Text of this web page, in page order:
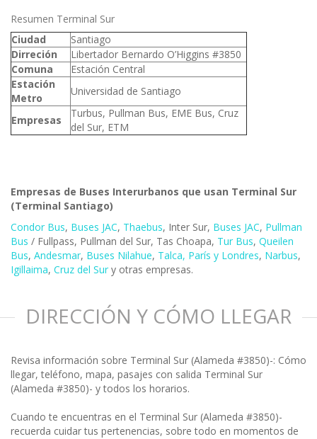
Resumen Terminal Sur
Ciudad
Santiago
Dirreción
Libertador Bernardo O’Higgins #3850
Comuna
Estación Central
Estación
Metro
Universidad de Santiago
Empresas
Turbus, Pullman Bus, EME Bus, Cruz
del Sur, ETM
Empresas de Buses Interurbanos que usan Terminal Sur
(Terminal Santiago)
Condor Bus, Buses JAC, Thaebus, Inter Sur, Buses JAC, Pullman
Bus / Fullpass, Pullman del Sur, Tas Choapa, Tur Bus, Queilen
Bus, Andesmar, Buses Nilahue, Talca, París y Londres, Narbus,
Igillaima, Cruz del Sur y otras empresas.
DIRECCIÓN Y CÓMO LLEGAR
Revisa información sobre Terminal Sur (Alameda #3850)-: Cómo
llegar, teléfono, mapa, pasajes con salida Terminal Sur
(Alameda #3850)- y todos los horarios.
Cuando te encuentras en el Terminal Sur (Alameda #3850)-
recuerda cuidar tus pertenencias, sobre todo en momentos de